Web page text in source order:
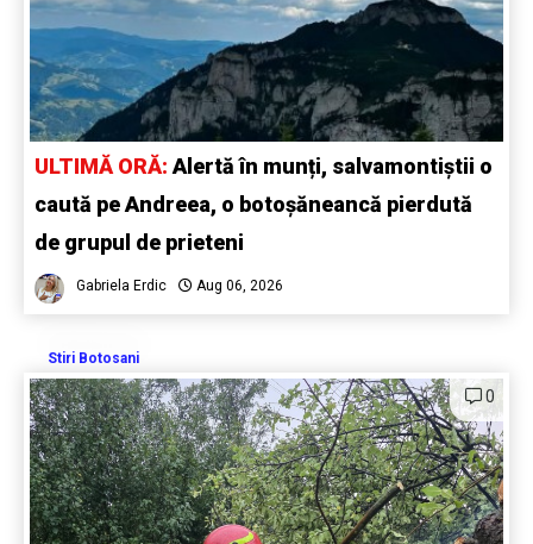
ULTIMĂ ORĂ: Alertă în munți, salvamontiștii o
caută pe Andreea, o botoșăneancă pierdută
de grupul de prieteni
Gabriela Erdic Aug 06, 2026
Stiri Botosani
0